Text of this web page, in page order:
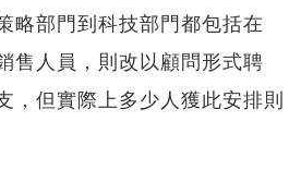
略部門到科技部門都包括在
售人員，則改以顧問形式聘
，但實際上多少人獲此安排則